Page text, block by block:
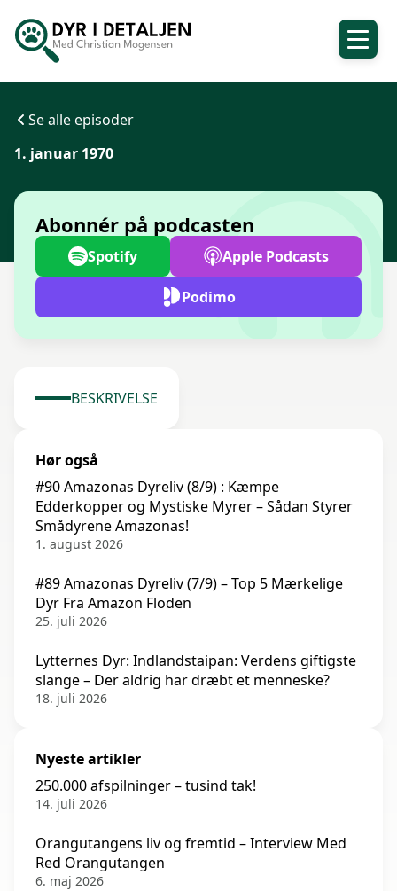
Se alle episoder
1. januar 1970
Abonnér på podcasten
Spotify Apple Podcasts
Podimo
BESKRIVELSE
Hør også
#90 Amazonas Dyreliv (8/9) : Kæmpe
Edderkopper og Mystiske Myrer – Sådan Styrer
Smådyrene Amazonas!
1. august 2026
#89 Amazonas Dyreliv (7/9) – Top 5 Mærkelige
Dyr Fra Amazon Floden
25. juli 2026
Lytternes Dyr: Indlandstaipan: Verdens giftigste
slange – Der aldrig har dræbt et menneske?
18. juli 2026
Nyeste artikler
250.000 afspilninger – tusind tak!
14. juli 2026
Orangutangens liv og fremtid – Interview Med
Red Orangutangen
6. maj 2026